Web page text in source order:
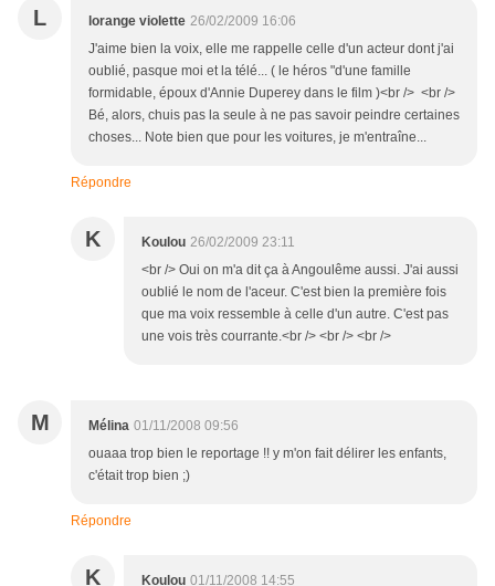
L lorange violette 26/02/2009 16:06
J'aime bien la voix, elle me rappelle celle d'un acteur dont j'ai
oublié, pasque moi et la télé... ( le héros "d'une famille
formidable, époux d'Annie Duperey dans le film )<br /> <br />
Bé, alors, chuis pas la seule à ne pas savoir peindre certaines
choses... Note bien que pour les voitures, je m'entraîne...
Répondre
K Koulou 26/02/2009 23:11
<br /> Oui on m'a dit ça à Angoulême aussi. J'ai aussi
oublié le nom de l'aceur. C'est bien la première fois
que ma voix ressemble à celle d'un autre. C'est pas
une vois très courrante.<br /> <br /> <br />
M Mélina 01/11/2008 09:56
ouaaa trop bien le reportage !! y m'on fait délirer les enfants,
c'était trop bien ;)
Répondre
K Koulou 01/11/2008 14:55